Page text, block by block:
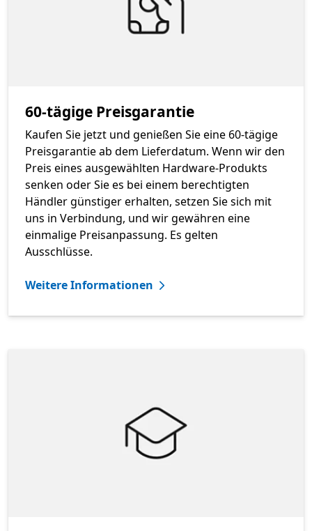
60-tägige Preisgarantie
Kaufen Sie jetzt und genießen Sie eine 60-tägige
Preisgarantie ab dem Lieferdatum. Wenn wir den
Preis eines ausgewählten Hardware-Produkts
senken oder Sie es bei einem berechtigten
Händler günstiger erhalten, setzen Sie sich mit
uns in Verbindung, und wir gewähren eine
einmalige Preisanpassung. Es gelten
Ausschlüsse.
Weitere Informationen